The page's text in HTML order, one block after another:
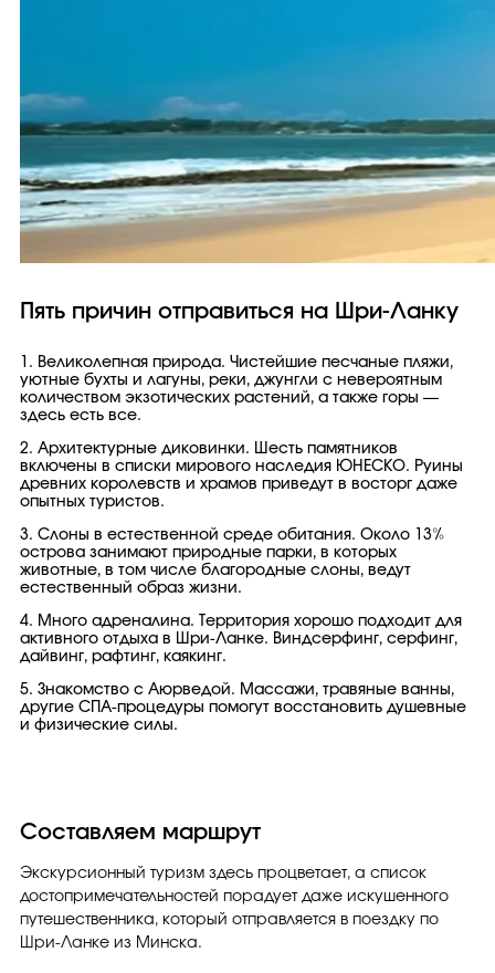
Пять причин отправиться на Шри-Ланку
1. Великолепная природа. Чистейшие песчаные пляжи,
уютные бухты и лагуны, реки, джунгли с невероятным
количеством экзотических растений, а также горы —
здесь есть все.
2. Архитектурные диковинки. Шесть памятников
включены в списки мирового наследия ЮНЕСКО. Руины
древних королевств и храмов приведут в восторг даже
опытных туристов.
3. Слоны в естественной среде обитания. Около 13%
острова занимают природные парки, в которых
животные, в том числе благородные слоны, ведут
естественный образ жизни.
4. Много адреналина. Территория хорошо подходит для
активного отдыха в Шри-Ланке. Виндсерфинг, серфинг,
дайвинг, рафтинг, каякинг.
5. Знакомство с Аюрведой. Массажи, травяные ванны,
другие СПА-процедуры помогут восстановить душевные
и физические силы.
Составляем маршрут
Экскурсионный туризм здесь процветает, а список
достопримечательностей порадует даже искушенного
путешественника, который отправляется в поездку по
Шри-Ланке из Минска.